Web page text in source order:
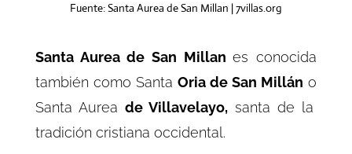
Fuente:Santa Aurea de San Millan | 7villas.org
Santa Aurea de San Millanes conocida
también como Santa Oria de San Millán o
Santa Aurea de Villavelayo, santade la
tradición cristiana occidental.